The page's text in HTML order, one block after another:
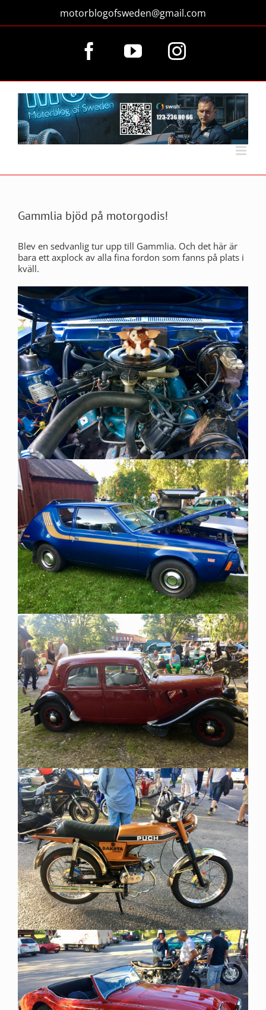
innehållet
motorblogofsweden@gmail.com
FacebookYouTubeInstagram
Gammlia bjöd på motorgodis!
Blev en sedvanlig tur upp till Gammlia. Och det här är
bara ett axplock av alla fina fordon som fanns på plats i
kväll.